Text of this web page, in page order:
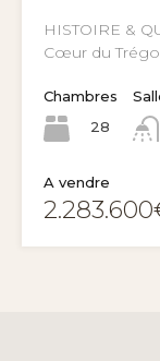
HISTOIRE &
Cœur du
Chambres
28
A vendre